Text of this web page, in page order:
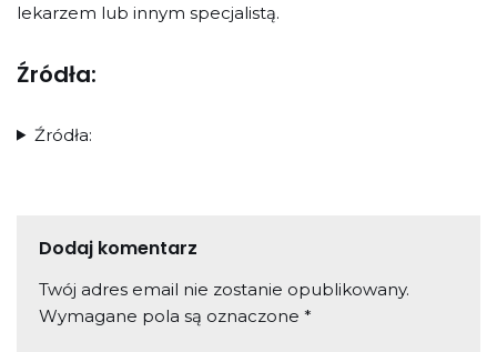
lekarzem lub innym specjalistą.
Źródła:
Źródła:
Dodaj komentarz
Twój adres email nie zostanie opublikowany.
Wymagane pola są oznaczone *